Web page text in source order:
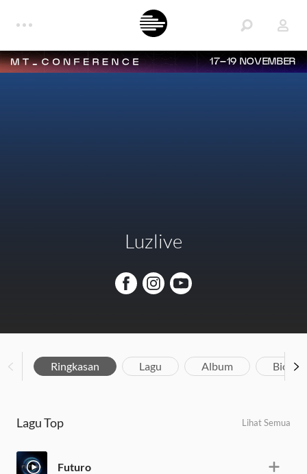
17–19 NOVEMBER
Luzlive
Ringkasan Lagu Album
Lagu Top Lihat Semua
Futuro